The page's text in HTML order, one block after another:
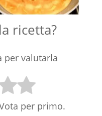
ricetta?
per valutarla
per primo.